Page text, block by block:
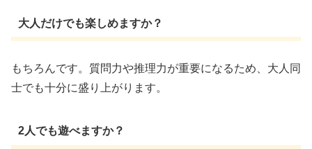
大人だけでも楽しめますか？
もちろんです。質問力や推理力が重要になるため、大人同
士でも十分に盛り上がります。
2人でも遊べますか？